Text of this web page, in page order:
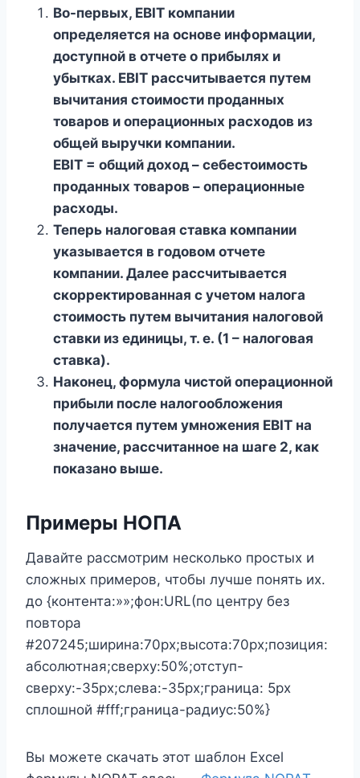
Во-первых, EBIT компании
определяется на основе информации,
доступной в отчете о прибылях и
убытках. EBIT рассчитывается путем
вычитания стоимости проданных
товаров и операционных расходов из
общей выручки компании.
EBIT = общий доход – себестоимость
проданных товаров – операционные
расходы.
Теперь налоговая ставка компании
указывается в годовом отчете
компании. Далее рассчитывается
скорректированная с учетом налога
стоимость путем вычитания налоговой
ставки из единицы, т. е. (1 – налоговая
ставка).
Наконец, формула чистой операционной
прибыли после налогообложения
получается путем умножения EBIT на
значение, рассчитанное на шаге 2, как
показано выше.
Примеры НОПА
Давайте рассмотрим несколько простых и
сложных примеров, чтобы лучше понять их.
до {контента:»»;фон:URL(по центру без
повтора
#207245;ширина:70px;высота:70px;позиция:
абсолютная;сверху:50%;отступ-
сверху:-35px;слева:-35px;граница: 5px
сплошной #fff;граница-радиус:50%}
Вы можете скачать этот шаблон Excel